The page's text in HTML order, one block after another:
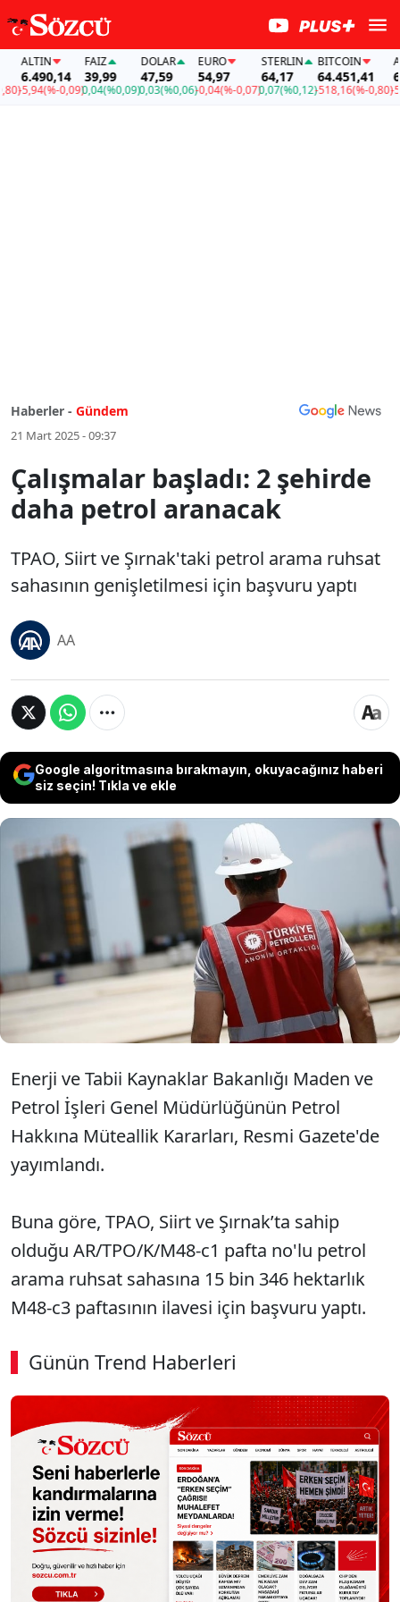
ALTIN
6.490,14
-5,94(%-0,09)
FAİZ
39,99
0,04(%0,09)
DOLAR
47,59
0,03(%0,06)
EURO
54,97
-0,04(%-0,07)
STERLIN
64,17
0,07(%0,12)
BITCOIN
64.451,41
-518,16(%-0,80)-
Haberler - Gündem
21 Mart 2025 - 09:37
Çalışmalar başladı: 2 şehirde
daha petrol aranacak
TPAO, Siirt ve Şırnak'taki petrol arama ruhsat
sahasının genişletilmesi için başvuru yaptı
AA
Google algoritmasına bırakmayın, okuyacağınız haberi
siz seçin! Tıkla ve ekle
TPAO, Siirt ve Şırnak'taki petrol
arama ruhsat sahasının
genişletilmesi için başvuru yaptı
Enerji ve Tabii Kaynaklar Bakanlığı Maden ve
Petrol İşleri Genel Müdürlüğünün Petrol
Hakkına Müteallik Kararları, Resmi Gazete'de
yayımlandı.
Buna göre, TPAO, Siirt ve Şırnak’ta sahip
olduğu AR/TPO/K/M48-c1 pafta no'lu petrol
arama ruhsat sahasına 15 bin 346 hektarlık
M48-c3 paftasının ilavesi için başvuru yaptı.
Günün Trend Haberleri